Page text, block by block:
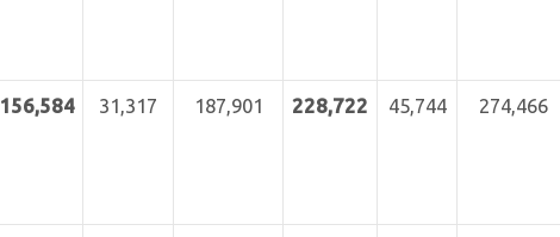
156,584 31,317 187,901 228,722 45,744 274,466